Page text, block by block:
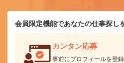
会員限定機能であなたの仕事探し
カンタン応募
事前にプロフィールを登